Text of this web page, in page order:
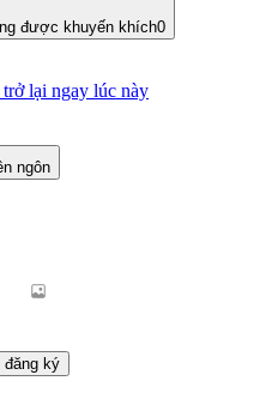
được khuyến khích0
trở lại ngay lúc này
ngôn
ký